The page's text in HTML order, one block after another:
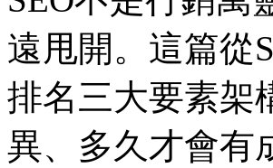
遠甩開。這篇從
排名三大要素架
異、多久才會有